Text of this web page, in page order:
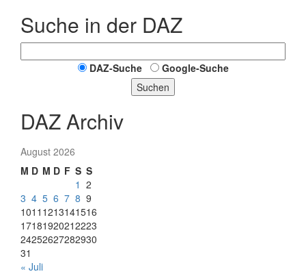
Suche in der DAZ
DAZ-Suche
Google-Suche
Suchen
DAZ Archiv
August 2026
M D M D F S S
1 2
3 4 5 6 7 8 9
1011 1213141516
17181920212223
24252627282930
31
« Juli